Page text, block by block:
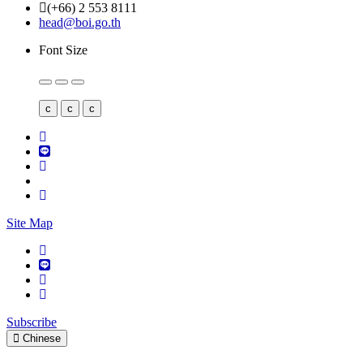
(+66) 2 553 8111
head@boi.go.th
Font Size
c c c
Site Map
Subscribe
Chinese